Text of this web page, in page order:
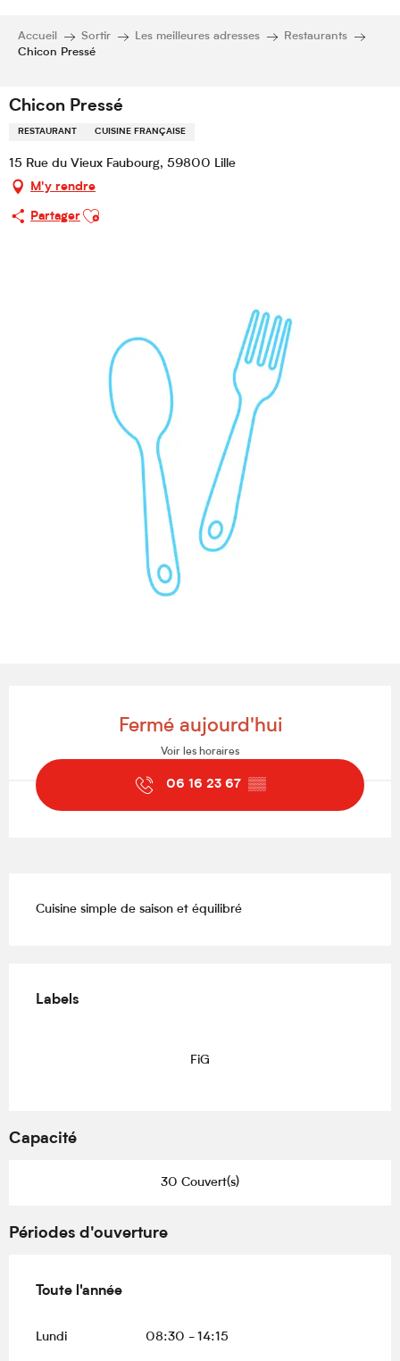
Accueil Sortir Les meilleures adresses
Restaurants
Chicon Pressé
Chicon Pressé
RESTAURANT CUISINE FRANÇAISE
15 Rue du Vieux Faubourg, 59800 Lille
M'y rendre
Partager
Ajouter aux favoris
Fermé aujourd'hui
Voir les horaires
06 16 23 67 ▒▒
Cuisine simple de saison et équilibré
Labels
Labels
FiG
Capacité
30 Couvert(s)
Périodes d'ouverture
Toute l'année
Toute l'année
Lundi 08:30 - 14:15